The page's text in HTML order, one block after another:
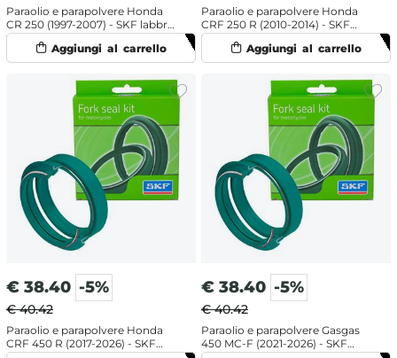
Paraolio e parapolvere Honda
CR 250 (1997-2007) - SKF labbro
doppio
Paraolio e parapolvere Honda
CRF 250 R (2010-2014) - SKF
labbro singolo
€ 38.40 -5%
€ 40.42
Paraolio e parapolvere Honda
CRF 450 R (2017-2026) - SKF
€ 38.40 -5%
€ 40.42
Paraolio e parapolvere Gasgas
450 MC-F (2021-2026) - SKF